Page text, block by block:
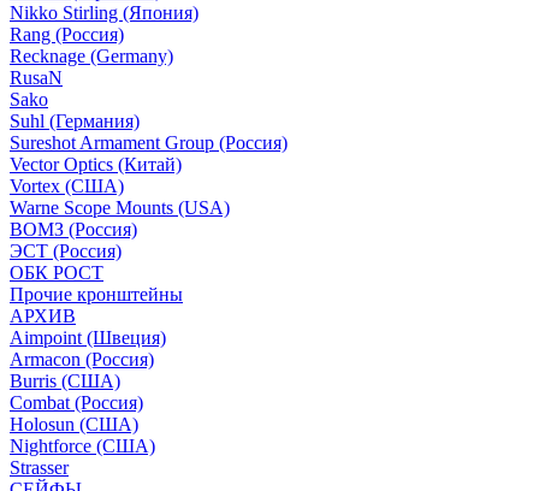
Nikko Stirling (Япония)
Rang (Россия)
Recknage (Germany)
RusaN
Sako
Suhl (Германия)
Sureshot Armament Group (Россия)
Vector Optics (Китай)
Vortex (США)
Warne Scope Mounts (USA)
ВОМЗ (Россия)
ЭСТ (Россия)
ОБК РОСТ
Прочие кронштейны
АРХИВ
Aimpoint (Швеция)
Armacon (Россия)
Burris (США)
Combat (Россия)
Holosun (США)
Nightforce (США)
Strasser